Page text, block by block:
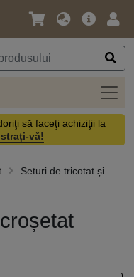
Limbă
Monedă
Meniul
să faceţi achiziţii la
vă!
Seturi de tricotat și